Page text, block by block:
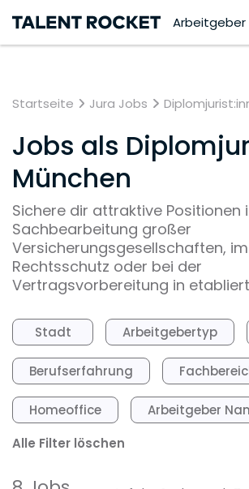
Arbeitgeber
Startseite Jura Jobs
Jobs als
München
Sichere dir attraktive Positionen
Sachbearbeitung großer
Versicherungsgesellschaften,
Rechtsschutz oder bei der
Vertragsvorbereitung in
Stadt Arbeitgebertyp
Berufserfahrung
Homeoffice
Arbeitgeber
Alle Filter löschen